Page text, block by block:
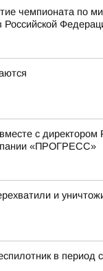
чемпионата по
с директором
«ПРОГРЕСС»
и
в